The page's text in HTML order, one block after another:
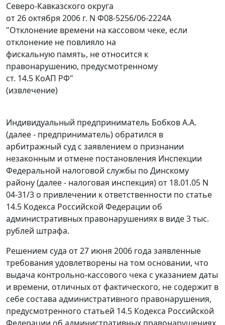
Северо-Кавказского округа
от 26 октября 2006 г. N Ф08-5256/06-2224А
"Отклонение времени на кассовом чеке, если
отклонение не повлияло на
фискальную память, не относится к
правонарушению, предусмотренному
ст. 14.5 КоАП РФ"
(извлечение)
Индивидуальный предприниматель Бобков А.А.
(далее - предприниматель) обратился в
арбитражный суд с заявлением о признании
незаконным и отмене постановления Инспекции
Федеральной налоговой службы по Динскому
району (далее - налоговая инспекция) от 18.01.05 N
04-31/3 о привлечении к ответственности по статье
14.5 Кодекса Российской Федерации об
административных правонарушениях в виде 3 тыс.
рублей штрафа.
Решением суда от 27 июня 2006 года заявленные
требования удовлетворены на том основании, что
выдача контрольно-кассового чека с указанием даты
и времени, отличных от фактического, не содержит в
себе состава административного правонарушения,
предусмотренного статьей 14.5 Кодекса Российской